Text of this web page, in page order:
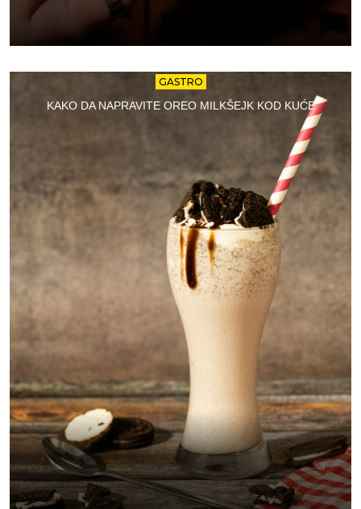
GASTRO
KAKO DA NAPRAVITE OREO MILKŠEJK KOD KUĆE